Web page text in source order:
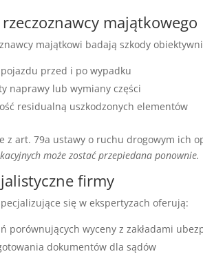
rzeczoznawcy majątkowego
majątkowi badają szkody
przed i po wypadku
naprawy lub wymiany części
residualną uszkodzonych elementów
z art. 79a ustawy o ruchu drogowym ich
może zostać przepiedana ponownie.
firmy
się w ekspertyzach oferują:
porównujących wyceny z zakładami
dokumentów dla sądów